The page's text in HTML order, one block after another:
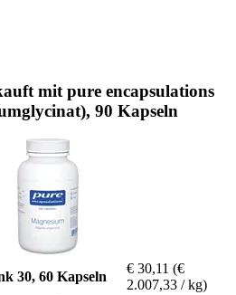
mit pure encapsulations
90 Kapseln
30, 60 Kapseln
€ 30,11 (€
2.007,33 / kg)